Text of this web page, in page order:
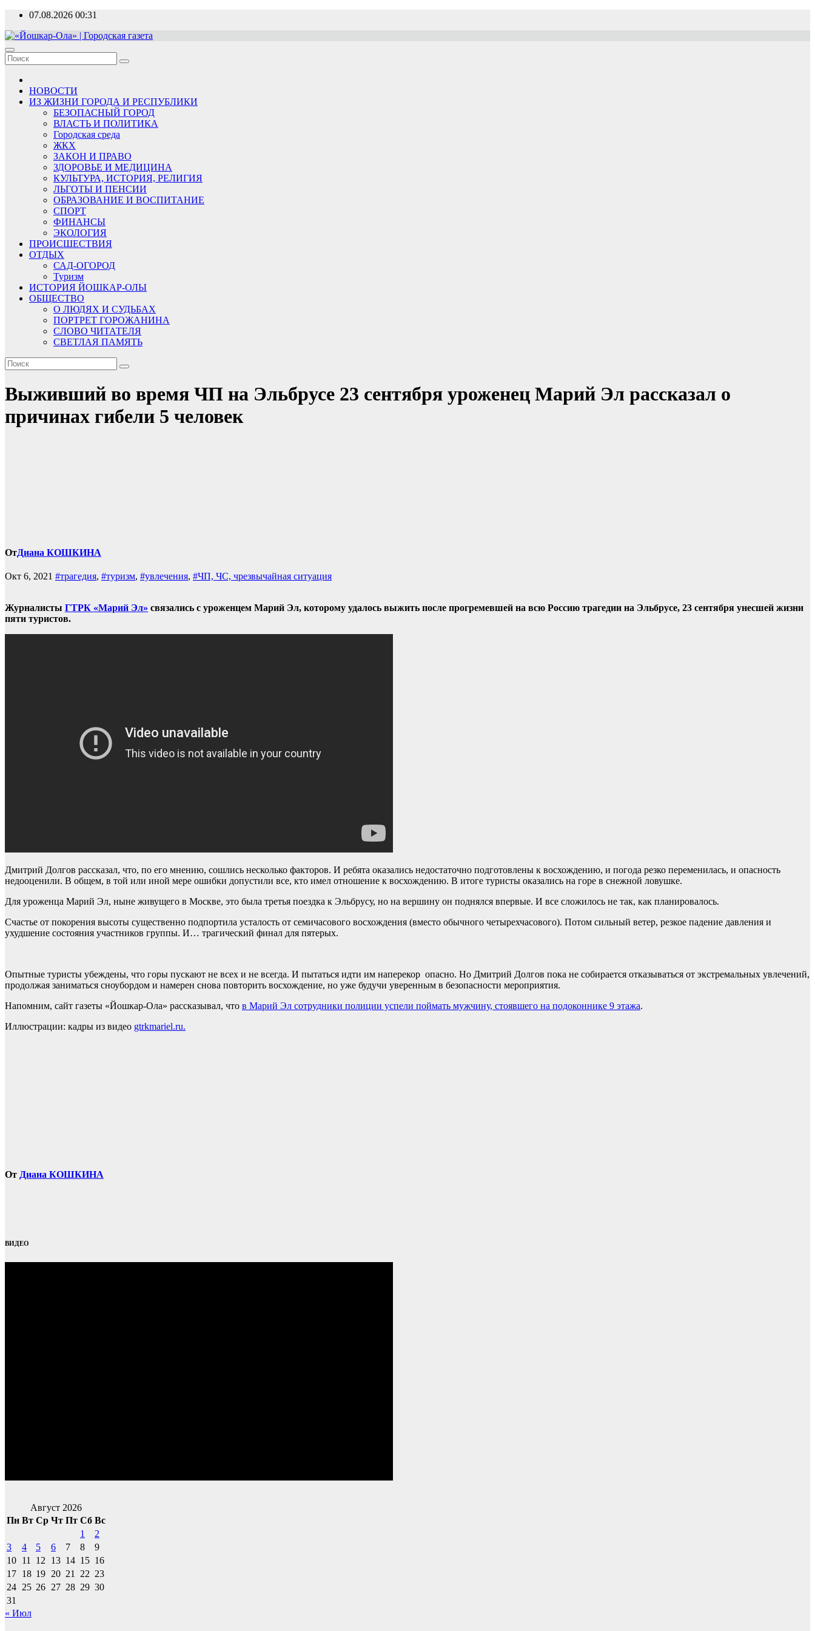
Перейти
содержимому
07.08.2026 00:31
«Йошкар-Ола» | Городская газета
Новости, события, люди
НОВОСТИ
ИЗ ЖИЗНИ ГОРОДА И РЕСПУБЛИКИ
БЕЗОПАСНЫЙ ГОРОД
ВЛАСТЬ И ПОЛИТИКА
Городская среда
ЖКХ
ЗАКОН И ПРАВО
ЗДОРОВЬЕ И МЕДИЦИНА
КУЛЬТУРА, ИСТОРИЯ, РЕЛИГИЯ
ЛЬГОТЫ И ПЕНСИИ
ОБРАЗОВАНИЕ И ВОСПИТАНИЕ
СПОРТ
ФИНАНСЫ
ЭКОЛОГИЯ
ПРОИСШЕСТВИЯ
ОТДЫХ
САД-ОГОРОД
Туризм
ИСТОРИЯ ЙОШКАР-ОЛЫ
ОБЩЕСТВО
О ЛЮДЯХ И СУДЬБАХ
ПОРТРЕТ ГОРОЖАНИНА
СЛОВО ЧИТАТЕЛЯ
СВЕТЛАЯ ПАМЯТЬ
Выживший во время ЧП на Эльбрусе 23 сентября уроженец Марий Эл рассказал о
причинах гибели 5 человек
ОтДиана КОШКИНА
Окт 6, 2021 #трагедия, #туризм, #увлечения, #ЧП, ЧС, чрезвычайная ситуация
Журналисты ГТРК «Марий Эл» связались с уроженцем Марий Эл, которому удалось выжить после прогремевшей на всю Россию трагедии на Эльбрусе, 23 сентября унесшей жизни
пяти туристов.
Дмитрий Долгов рассказал, что, по его мнению, сошлись несколько факторов. И ребята оказались недостаточно подготовлены к восхождению, и погода резко переменилась, и опасность
недооценили. В общем, в той или иной мере ошибки допустили все, кто имел отношение к восхождению. В итоге туристы оказались на горе в снежной ловушке.
Для уроженца Марий Эл, ныне живущего в Москве, это была третья поездка к Эльбрусу, но на вершину он поднялся впервые. И все сложилось не так, как планировалось.
Счастье от покорения высоты существенно подпортила усталость от семичасового восхождения (вместо обычного четырехчасового). Потом сильный ветер, резкое падение давления и
ухудшение состояния участников группы. И… трагический финал для пятерых.
Опытные туристы убеждены, что горы пускают не всех и не всегда. И пытаться идти им наперекор опасно. Но Дмитрий Долгов пока не собирается отказываться от экстремальных увлечений,
продолжая заниматься сноубордом и намерен снова повторить восхождение, но уже будучи уверенным в безопасности мероприятия.
Напомним, сайт газеты «Йошкар-Ола» рассказывал, что в Марий Эл сотрудники полиции успели поймать мужчину, стоявшего на подоконнике 9 этажа.
Иллюстрации: кадры из видео gtrkmariel.ru.
От Диана КОШКИНА
ВИДЕО
Август 2026
Пн Вт Ср Чт Пт Сб Вс
1
2
3
4 5 6 7 8
9
10 11 12 13 14 15 16
17 18 19 20 21 22 23
24 25 26 27 28 29 30
31
« Июл